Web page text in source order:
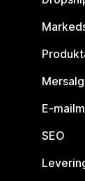
E-
SEO